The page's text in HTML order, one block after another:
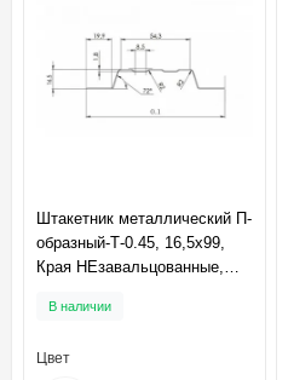
Штакетник металлический П-
образный-Т-0.45, 16,5х99,
Края НЕзавальцованные,
В наличии
Цвет